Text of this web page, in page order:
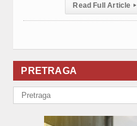
Read Full Article ▸
PRETRAGA